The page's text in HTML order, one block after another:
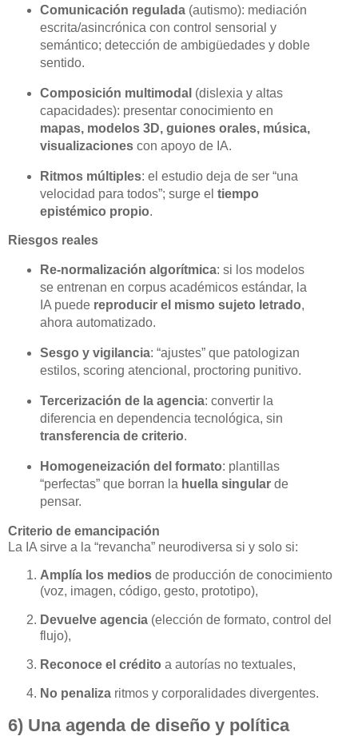
Comunicación regulada(autismo): mediación
escrita/asincrónica con control sensorial y
semántico; detección de ambigüedades y doble
sentido.
Composición multimodal (dislexia y altas
capacidades): presentar conocimiento en
mapas, modelos 3D, guiones orales, música,
visualizacionescon apoyo de IA.
Ritmos múltiples: el estudio deja de ser “una
velocidad para todos”; surge el tiempo
epistémico propio.
Riesgos reales
Re-normalización algorítmica: si los modelos
se entrenan en corpus académicos estándar, la
IA puede reproducir el mismo sujeto letrado,
ahora automatizado.
Sesgo y vigilancia: “ajustes” que patologizan
estilos, scoring atencional, proctoring punitivo.
Tercerización de la agencia: convertir la
diferencia en dependencia tecnológica, sin
transferencia de criterio.
Homogeneización del formato: plantillas
“perfectas” que borran la huella singularde
pensar.
Criterio de emancipación
La IA sirve a la “revancha” neurodiversa si y solo si:
Amplía los medios de producción de conocimiento
(voz, imagen, código, gesto, prototipo),
Devuelve agencia (elección de formato, control del
flujo),
Reconoce el crédito a autorías no textuales,
No penaliza ritmos y corporalidades divergentes.
6) Una agenda de diseño y política